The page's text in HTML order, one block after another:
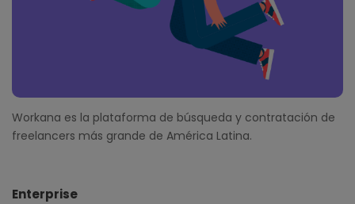
Workana es la plataforma de búsqueda y contratación de
freelancers más grande de América Latina.
Enterprise